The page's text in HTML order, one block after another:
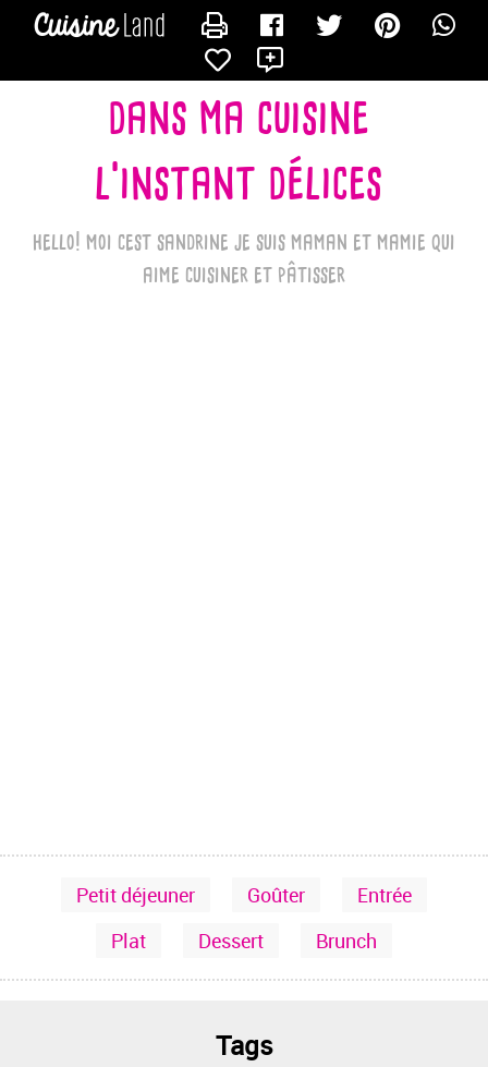
dans ma cuisine
l'instant délices
hello! moi cest sandrine je suis maman et mamie qui
aime cuisiner et pâtisser
Petit déjeuner Goûter
Entrée
Plat
Dessert Brunch
Tags
CONTACTER LES_RECETTES_DE_SANDRINE_BK